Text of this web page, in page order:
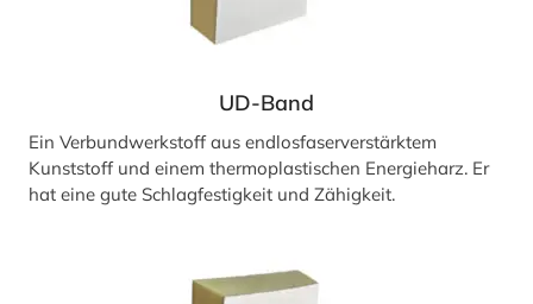
UD-Band
Ein Verbundwerkstoff aus endlosfaserverstärktem
Kunststoff und einem thermoplastischen Energieharz. Er
hat eine gute Schlagfestigkeit und Zähigkeit.